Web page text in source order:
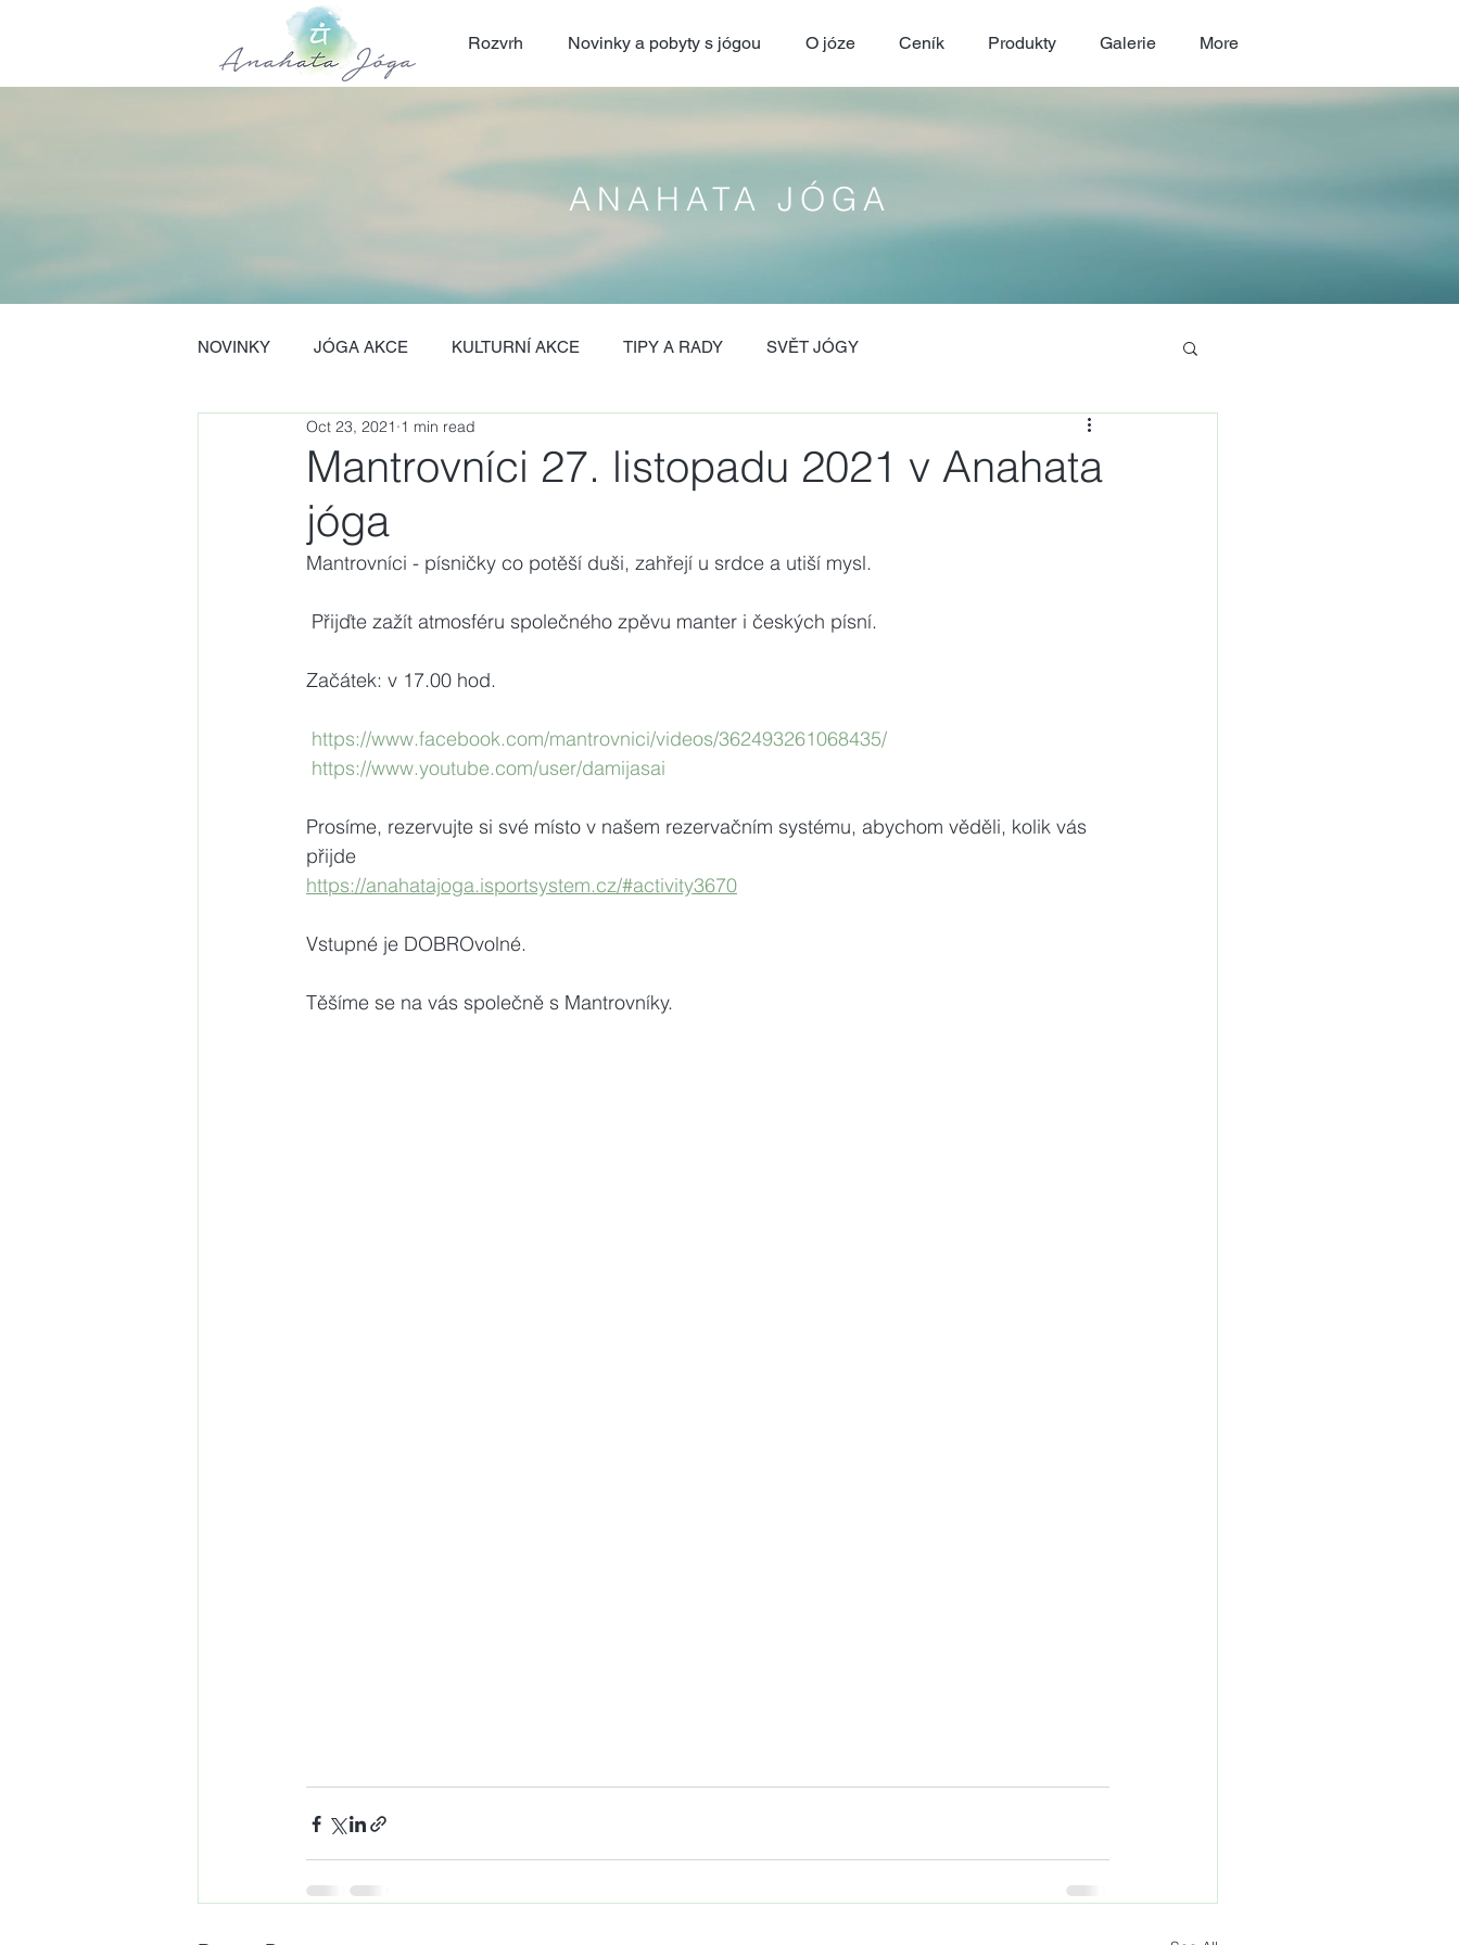
Rozvrh Novinky a pobyty s jógou O józe Ceník Produkty Galerie More
ANAHATA JÓGA
NOVINKY JÓGA AKCE KULTURNÍ AKCE TIPY A RADY SVĚT JÓGY
Mantrovníci 27. listopadu 2021 v Anahata
jóga
Oct 23, 2021 1 min read
Mantrovníci - písničky co potěší duši, zahřejí u srdce a utiší mysl.
Přijďte zažít atmosféru společného zpěvu manter i českých písní.
Začátek: v 17.00 hod.
https://www.facebook.com/mantrovnici/videos/362493261068435/
https://www.youtube.com/user/damijasai
Prosíme, rezervujte si své místo v našem rezervačním systému, abychom věděli, kolik vás
přijde
https://anahatajoga.isportsystem.cz/#activity3670
Vstupné je DOBROvolné.
Těšíme se na vás společně s Mantrovníky.